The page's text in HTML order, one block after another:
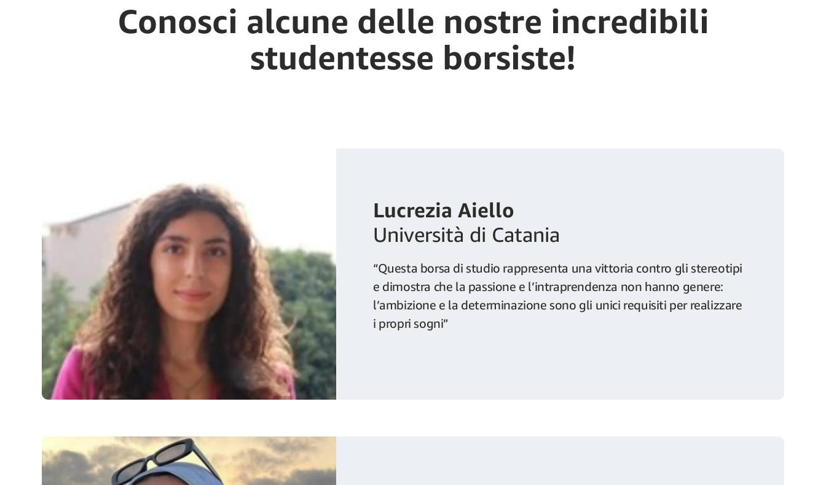
Conosci alcune delle nostre incredibili
studentesse borsiste!
Lucrezia Aiello
Università di Catania
“Questa borsa di studio rappresenta una vittoria contro gli stereotipi
e dimostra che la passione e l’intraprendenza non hanno genere:
l’ambizione e la determinazione sono gli unici requisiti per realizzare
i propri sogni”